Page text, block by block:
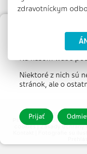
© 2026 MEDICAL
Pharmaceuticals CR, s.r.o.
cookies|Zásady ochrany
Nastavenie
Na našom webe
Niektoré z nich sú
stránok, ale o
Prijať
zdravotníckym